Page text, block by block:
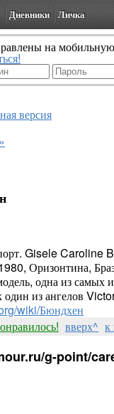
Дневники Личка
на
версия
Gisele Caroline
Оризонтина,
одна из самых
один из ангелов
wiki/Бюндхен
вверх^ к
g-point/